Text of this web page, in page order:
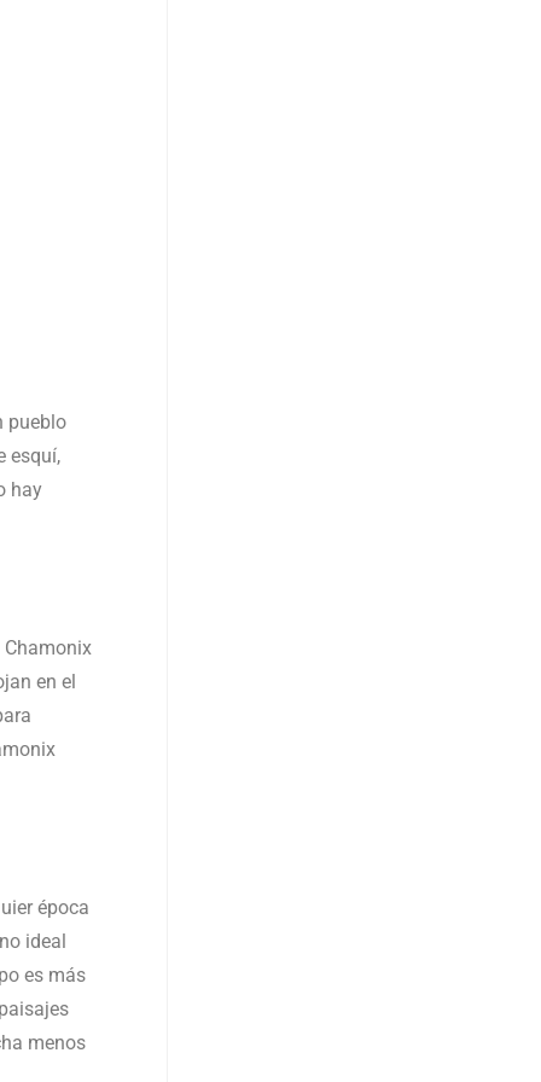
pueblo
esquí,
hay
Chamonix
en el
época
ideal
es más
menos